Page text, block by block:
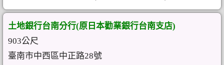
土地銀行台南分行(原日本勸業銀行台南支店)
903公尺
臺南市中西區中正路28號